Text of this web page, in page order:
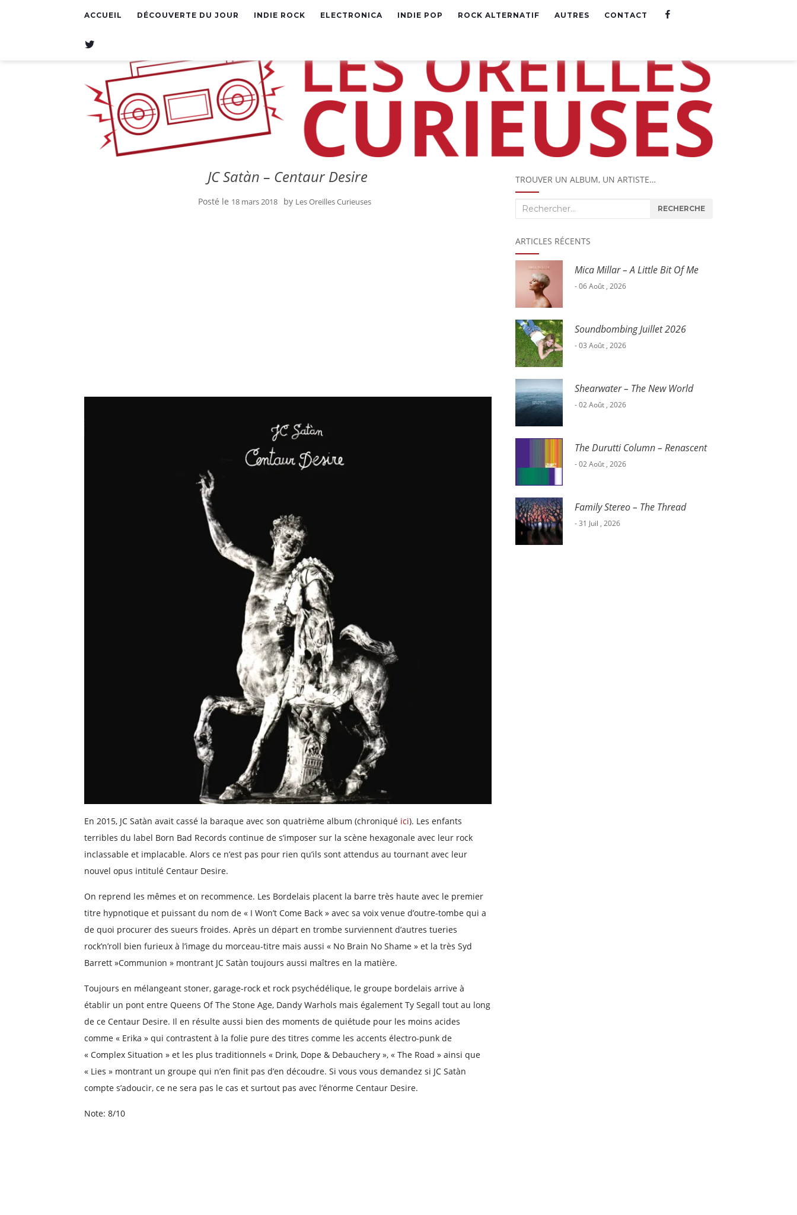
ACCUEIL DÉCOUVERTE DU JOUR INDIE ROCK ELECTRONICA INDIE POP ROCK ALTERNATIF AUTRES CONTACT
B
O
O
K
W
T
T
JC Satàn – Centaur Desire
Posté le 18 mars 2018 by Les Oreilles Curieuses
En 2015, JC Satàn avait cassé la baraque avec son quatrième album (chroniqué ici). Les enfants
terribles du label Born Bad Records continue de s’imposer sur la scène hexagonale avec leur rock
inclassable et implacable. Alors ce n’est pas pour rien qu’ils sont attendus au tournant avec leur
nouvel opus intitulé Centaur Desire.
On reprend les mêmes et on recommence. Les Bordelais placent la barre très haute avec le premier
titre hypnotique et puissant du nom de « I Won’t Come Back » avec sa voix venue d’outre-tombe qui a
de quoi procurer des sueurs froides. Après un départ en trombe surviennent d’autres tueries
rock’n’roll bien furieux à l’image du morceau-titre mais aussi « No Brain No Shame » et la très Syd
Barrett »Communion » montrant JC Satàn toujours aussi maîtres en la matière.
Toujours en mélangeant stoner, garage-rock et rock psychédélique, le groupe bordelais arrive à
établir un pont entre Queens Of The Stone Age, Dandy Warhols mais également Ty Segall tout au long
de ce Centaur Desire. Il en résulte aussi bien des moments de quiétude pour les moins acides
comme « Erika » qui contrastent à la folie pure des titres comme les accents électro-punk de
« Complex Situation » et les plus traditionnels « Drink, Dope & Debauchery », « The Road » ainsi que
« Lies » montrant un groupe qui n’en finit pas d’en découdre. Si vous vous demandez si JC Satàn
compte s’adoucir, ce ne sera pas le cas et surtout pas avec l’énorme Centaur Desire.
Note: 8/10
TROUVER UN ALBUM, UN ARTISTE…
Recherche
RECHERCHE
ARTICLES RÉCENTS
Mica Millar – A Little Bit Of Me
- 06 Août , 2026
Soundbombing Juillet 2026
- 03 Août , 2026
Shearwater – The New World
- 02 Août , 2026
The Durutti Column – Renascent
- 02 Août , 2026
Family Stereo – The Thread
- 31 Juil , 2026